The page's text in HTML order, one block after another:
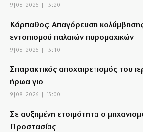
9|08|2026 | 15:20
Κάρπαθος: Απαγόρευση
εντοπισμού παλαιών πυρομαχικών
9|08|2026 | 15:10
Σπαρακτικός αποχαιρετισμός του
ήρωα γιο
9|08|2026 | 15:00
Σε αυξημένη ετοιμότητα ο
Προστασίας